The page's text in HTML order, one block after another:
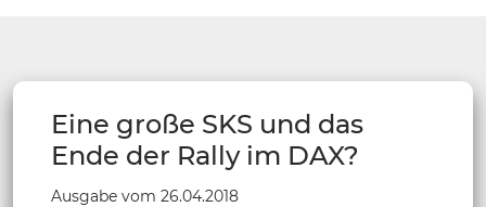
Eine große SKS und das
Ende der Rally im DAX?
Ausgabe vom 26.04.2018